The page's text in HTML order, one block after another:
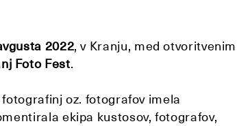
2022, v Kranju, med otvoritvenim
Foto Fest.
oz. fotografov imela
ekipa kustosov, fotografov,